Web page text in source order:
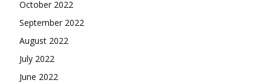
October 2022
September 2022
August 2022
July 2022
June 2022